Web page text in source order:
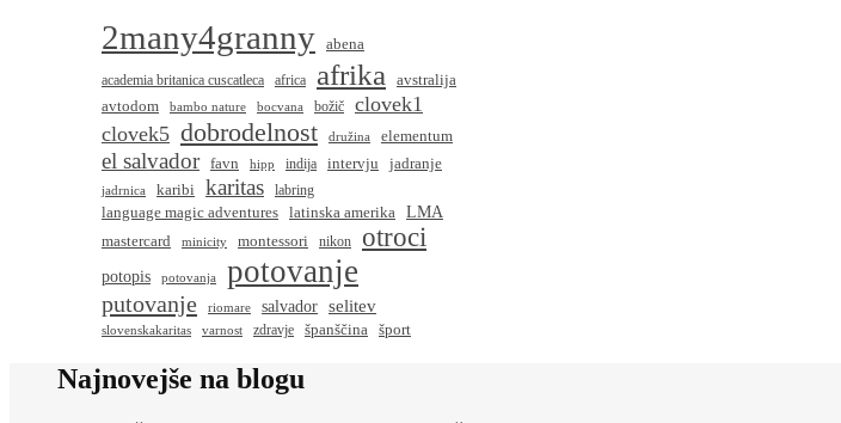
2many4granny abena
academia britanica cuscatleca africa afrika
avstralija
avtodom
bambo nature bocvana božič
clovek1
clovek5 dobrodelnost družina elementum
el salvador favn hipp indija intervju jadranje
jadrnica karibi karitas labring
language magic adventures latinska amerika LMA
mastercard minicity montessori nikon otroci
potopis potovanja potovanje
putovanje riomare salvador selitev
slovenskakaritas varnost zdravje španščina šport
Najnovejše na blogu